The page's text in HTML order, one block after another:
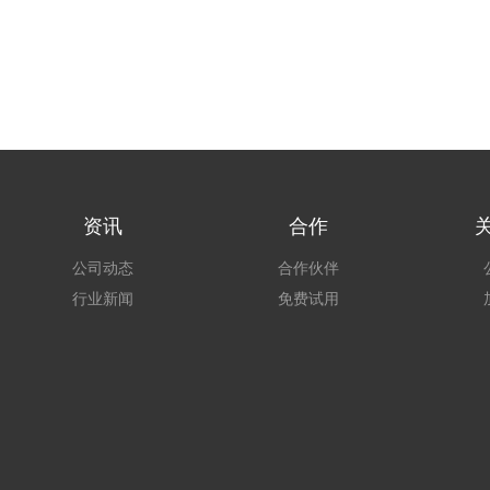
资讯
公司动态
行业新闻
合作
合作伙伴
免费试用